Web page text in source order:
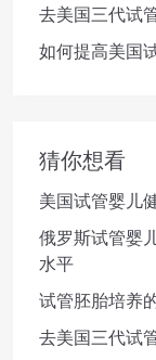
去美国三代试
如何提高美国
猜你想看
美国试管婴儿
俄罗斯试管婴
水平
试管胚胎培养
去美国三代试